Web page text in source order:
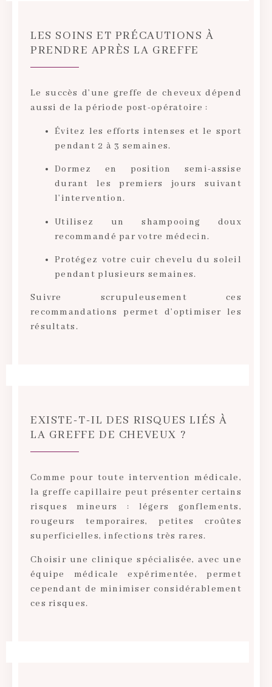
LES SOINS ET PRÉCAUTIONS À
PRENDRE APRÈS LA GREFFE
Le succès d’une greffe de cheveux dépend
aussi de la période post-opératoire :
Évitez les efforts intenses et le sport
pendant 2 à 3 semaines.
Dormez en position semi-assise
durant les premiers jours suivant
l’intervention.
Utilisez un shampooing doux
recommandé par votre médecin.
Protégez votre cuir chevelu du soleil
pendant plusieurs semaines.
Suivre scrupuleusement ces
recommandations permet d’optimiser les
résultats.
EXISTE-T-IL DES RISQUES LIÉS À
LA GREFFE DE CHEVEUX ?
Comme pour toute intervention médicale,
la greffe capillaire peut présenter certains
risques mineurs : légers gonflements,
rougeurs temporaires, petites croûtes
superficielles, infections très rares.
Choisir une clinique spécialisée, avec une
équipe médicale expérimentée, permet
cependant de minimiser considérablement
ces risques.